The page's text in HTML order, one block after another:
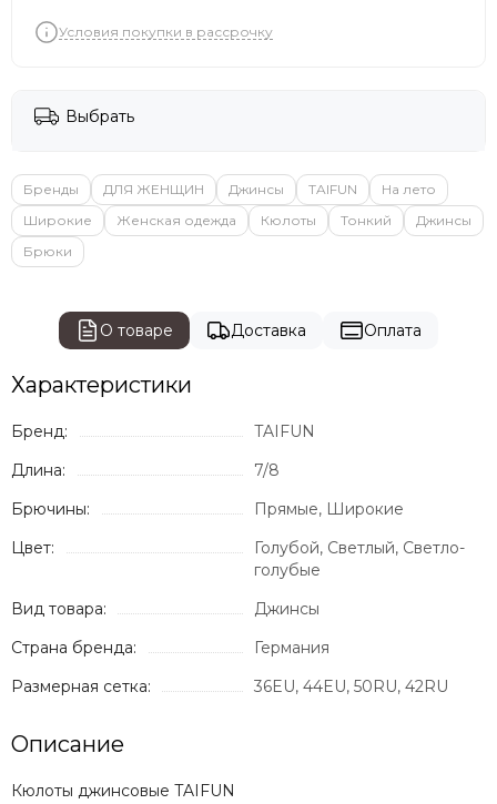
Условия покупки в рассрочку
Выбрать
Бренды ДЛЯ ЖЕНЩИН Джинсы TAIFUN
На лето
Широкие
Женская одежда Кюлоты Тонкий
Джинсы
Брюки
О товаре Доставка Оплата
Характеристики
Бренд:
TAIFUN
Длина:
7/8
Брючины:
Прямые, Широкие
Цвет:
Голубой, Светлый, Светло-
голубые
Вид товара:
Джинсы
Страна бренда:
Германия
Размерная сетка:
36EU, 44EU, 50RU, 42RU
Описание
Кюлоты джинсовые TAIFUN